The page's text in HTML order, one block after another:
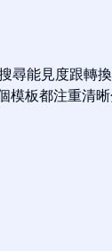
尋能見度跟轉
板都注重清晰